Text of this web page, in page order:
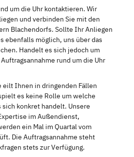
um die Uhr kontaktieren. Wir
und verbinden Sie mit den
Blachendorfs. Sollte Ihr Anliegen
ebenfalls möglich, uns über das
Handelt es sich jedoch um
rund um die Uhr
eilt Ihnen in dringenden Fällen
es keine Rolle um welche
konkret handelt. Unsere
im Außendienst,
ein Mal im Quartal vom
Die Auftragsannahme steht
stets zur Verfügung.